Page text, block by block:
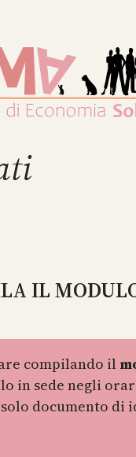
IL
compilando il
in sede negli
documento di